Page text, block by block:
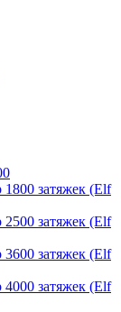
затяжек (Elf
затяжек (Elf
затяжек (Elf
затяжек (Elf